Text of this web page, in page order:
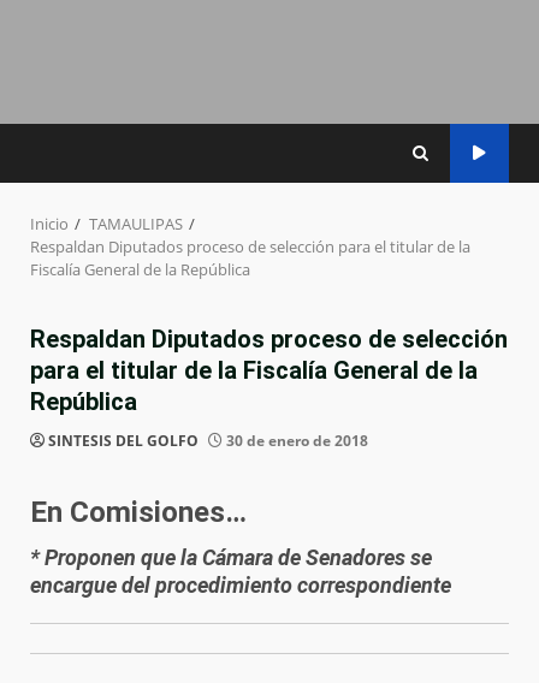
Inicio
TAMAULIPAS
Respaldan Diputados proceso de selección para el titular de la
Fiscalía General de la República
Respaldan Diputados proceso de selección
para el titular de la Fiscalía General de la
República
SINTESIS DEL GOLFO 30 de enero de 2018
En Comisiones…
* Proponen que la Cámara de Senadores se
encargue del procedimiento correspondiente